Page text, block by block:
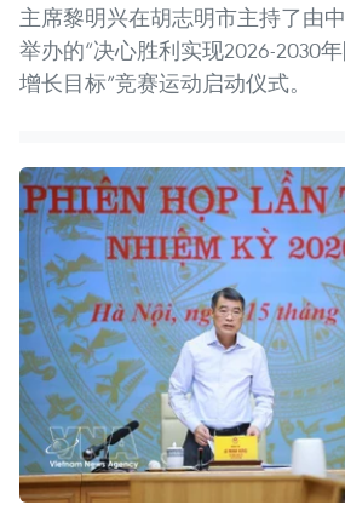
主席黎明兴在胡志明市主持了由
举办的“决心胜利实现2026-2030
增长目标”竞赛运动启动仪式。